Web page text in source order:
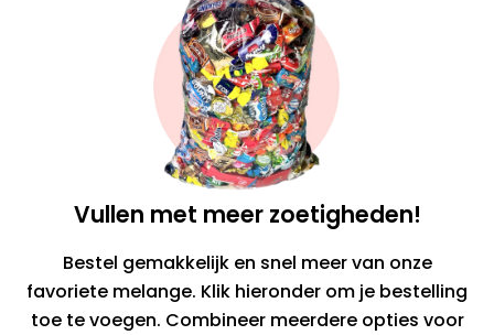
Vullen met meer zoetigheden!
Bestel gemakkelijk en snel meer van onze
favoriete melange. Klik hieronder om je bestelling
toe te voegen. Combineer meerdere opties voor